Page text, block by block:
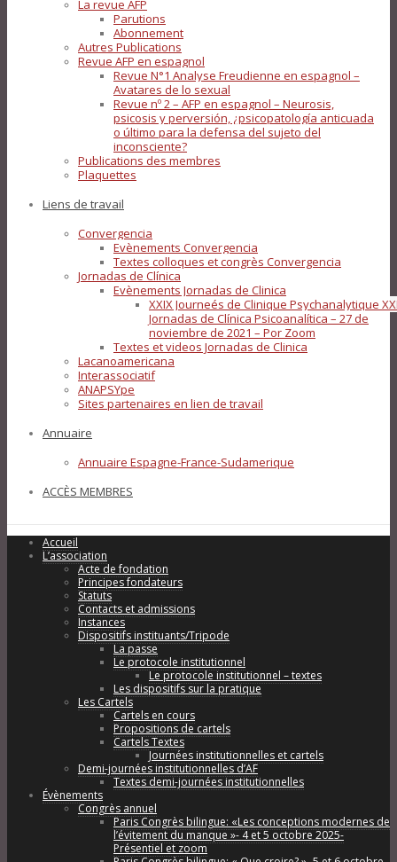
La revue AFP
Parutions
Abonnement
Autres Publications
Revue AFP en espagnol
Revue N°1 Analyse Freudienne en espagnol –
Avatares de lo sexual
Revue nº 2 – AFP en espagnol – Neurosis,
psicosis y perversión, ¿psicopatología anticuada
o último para la defensa del sujeto del
inconsciente?
Publications des membres
Plaquettes
Liens de travail
Convergencia
Evènements Convergencia
Textes colloques et congrès Convergencia
Jornadas de Clínica
Evènements Jornadas de Clinica
XXIX Journeés de Clinique Psychanalytique
Jornadas de Clínica Psicoanalítica – 27 de
noviembre de 2021 – Por Zoom
Textes et videos Jornadas de Clinica
Lacanoamericana
Interassociatif
ANAPSYpe
Sites partenaires en lien de travail
Annuaire
Annuaire Espagne-France-Sudamerique
ACCÈS MEMBRES
Accueil
L’association
Acte de fondation
Principes fondateurs
Statuts
Contacts et admissions
Instances
Dispositifs instituants/Tripode
La passe
Le protocole institutionnel
Le protocole institutionnel – textes
Les dispositifs sur la pratique
Les Cartels
Cartels en cours
Propositions de cartels
Cartels Textes
Journées institutionnelles et cartels
Demi-journées institutionnelles d’AF
Textes demi-journées institutionnelles
Évènements
Congrès annuel
Paris Congrès bilingue: «Les conceptions modernes de
l’évitement du manque »- 4 et 5 octobre 2025-
Présentiel et zoom